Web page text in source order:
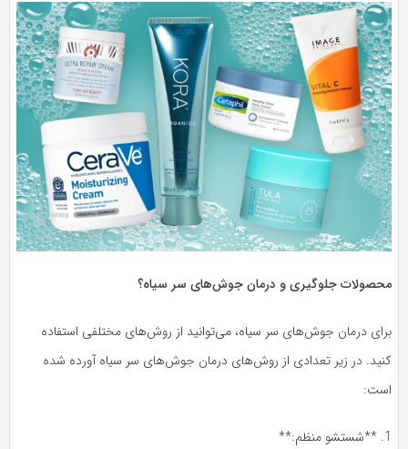
محصولات جلوگیری و درمان جوش‌های سر سیاه؟
برای درمان جوش‌های سر سیاه، می‌توانید از روش‌های مختلفی استفاده
کنید. در زیر تعدادی از روش‌های درمان جوش‌های سر سیاه آورده شده
است:
1. **شستشو منظم:**